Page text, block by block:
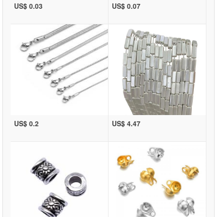
US$ 0.03 US$ 0.07
US$ 0.2 US$ 4.47